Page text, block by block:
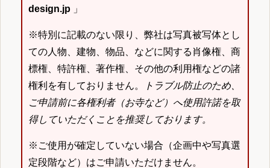
design.jp 」
※特別に記載のない限り、弊社は写真被写体とし
ての人物、建物、物品、などに関する肖像権、商
標権、特許権、著作権、その他の利用権などの諸
権利を有しておりません。
トラブル防止のため、
ご申請前に各権利者（お寺など）へ使用許諾を取
得していただくことを推奨しております。
※ご使用が確定していない場合（企画中や写真選
定段階など）はご申請いただけません。